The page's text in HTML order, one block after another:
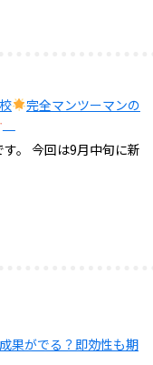
完全マンツーマンの
。 今回は9月中旬に新
果がでる？即効性も期